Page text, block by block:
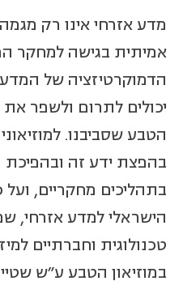
מדע אזרחי אינו רק
אמיתית בגישה למחקר
הדמוקרטיזציה של
יכולים לתרום ולשפר
הטבע שסביבנו.
בהפצת ידע זה
בתהליכים מחקריים,
הישראלי למדע אזרחי,
טכנולוגית וחברתיים
במוזיאון הטבע ע"ש